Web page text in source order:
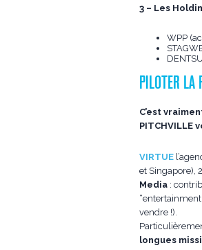
3 – Les
WPP
PILOTER LA
C’est
PITCHVILLE
VIRTUE
et Singapore),
Media :
vendre !).
longues